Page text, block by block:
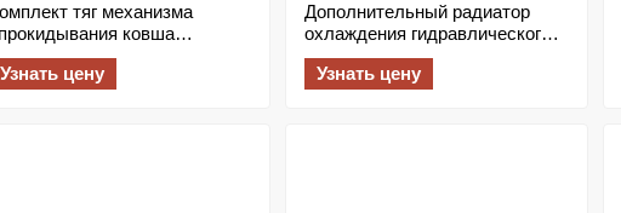
тяг механизма
ковша
с пальцами для
экскаваторов Berger
Узнать цену
Дополнительный радиатор
охлаждения гидравлического
масла для мини-экскаватора
Berger Kraus AH0608T-CA
Узнать цену